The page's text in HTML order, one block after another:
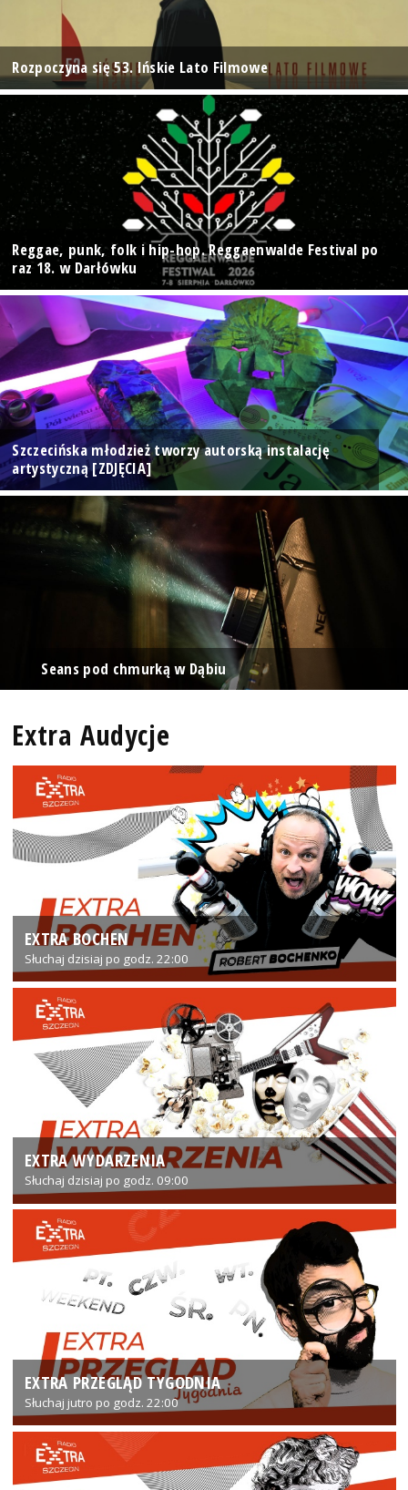
Rozpoczyna się 53. Ińskie Lato Filmowe
Reggae, punk, folk i hip-hop. Reggaenwalde Festival po
raz 18. w Darłówku
Szczecińska młodzież tworzy autorską instalację
artystyczną [ZDJĘCIA]
Seans pod chmurką w Dąbiu
Extra Audycje
EXTRA BOCHEN
Słuchaj dzisiaj po godz. 22:00
EXTRA WYDARZENIA
Słuchaj dzisiaj po godz. 09:00
EXTRA PRZEGLĄD TYGODNIA
Słuchaj jutro po godz. 22:00